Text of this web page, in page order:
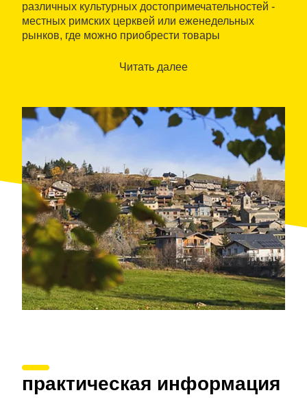
различных культурных достопримечательностей -
местных римских церквей или еженедельных
рынков, где можно приобрести товары
отличается также и крупными лыжными трассами,
Читать далее
практическая информация